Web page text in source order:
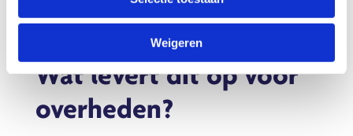
Weigeren
Wat levert dit op voor
overheden?